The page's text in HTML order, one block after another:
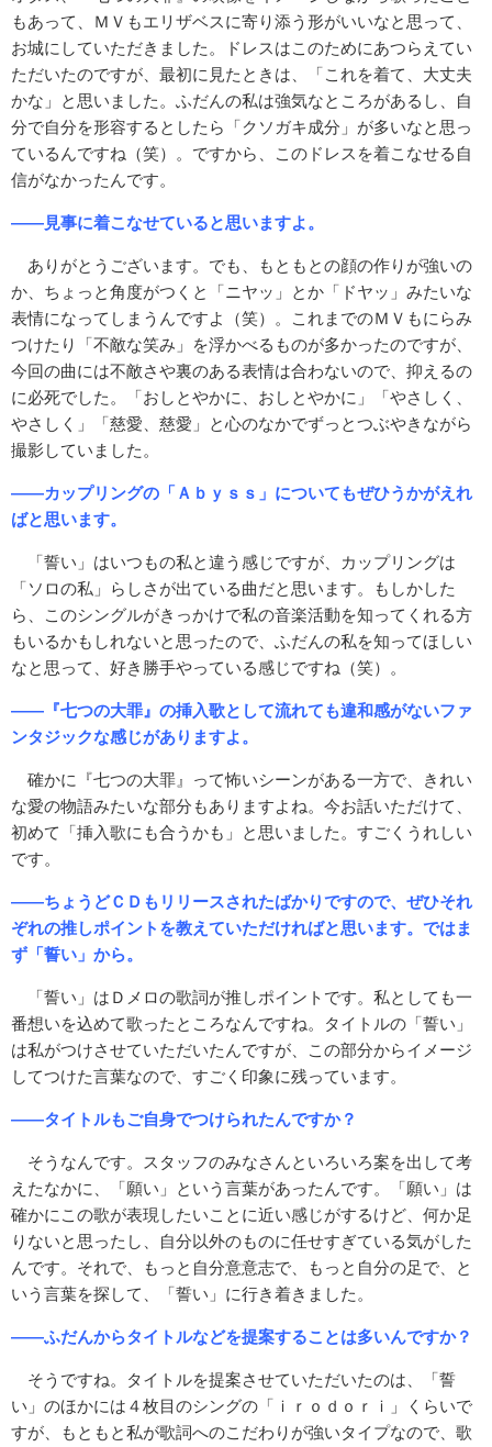
もあって、ＭＶもエリザベスに寄り添う形がいいなと思って、
お城にしていただきました。ドレスはこのためにあつらえてい
ただいたのですが、最初に見たときは、「これを着て、大丈夫
かな」と思いました。ふだんの私は強気なところがあるし、自
分で自分を形容するとしたら「クソガキ成分」が多いなと思っ
ているんですね（笑）。ですから、このドレスを着こなせる自
信がなかったんです。
――見事に着こなせていると思いますよ。
ありがとうございます。でも、もともとの顔の作りが強いの
か、ちょっと角度がつくと「ニヤッ」とか「ドヤッ」みたいな
表情になってしまうんですよ（笑）。これまでのＭＶもにらみ
つけたり「不敵な笑み」を浮かべるものが多かったのですが、
今回の曲には不敵さや裏のある表情は合わないので、抑えるの
に必死でした。「おしとやかに、おしとやかに」「やさしく、
やさしく」「慈愛、慈愛」と心のなかでずっとつぶやきながら
撮影していました。
――カップリングの「Ａｂｙｓｓ」についてもぜひうかがえれ
ばと思います。
「誓い」はいつもの私と違う感じですが、カップリングは
「ソロの私」らしさが出ている曲だと思います。もしかした
ら、このシングルがきっかけで私の音楽活動を知ってくれる方
もいるかもしれないと思ったので、ふだんの私を知ってほしい
なと思って、好き勝手やっている感じですね（笑）。
――『七つの大罪』の挿入歌として流れても違和感がないファ
ンタジックな感じがありますよ。
確かに『七つの大罪』って怖いシーンがある一方で、きれい
な愛の物語みたいな部分もありますよね。今お話いただけて、
初めて「挿入歌にも合うかも」と思いました。すごくうれしい
です。
――ちょうどＣＤもリリースされたばかりですので、ぜひそれ
ぞれの推しポイントを教えていただければと思います。ではま
ず「誓い」から。
「誓い」はＤメロの歌詞が推しポイントです。私としても一
番想いを込めて歌ったところなんですね。タイトルの「誓い」
は私がつけさせていただいたんですが、この部分からイメージ
してつけた言葉なので、すごく印象に残っています。
――タイトルもご自身でつけられたんですか？
そうなんです。スタッフのみなさんといろいろ案を出して考
えたなかに、「願い」という言葉があったんです。「願い」は
確かにこの歌が表現したいことに近い感じがするけど、何か足
りないと思ったし、自分以外のものに任せすぎている気がした
んです。それで、もっと自分意意志で、もっと自分の足で、と
いう言葉を探して、「誓い」に行き着きました。
――ふだんからタイトルなどを提案することは多いんですか？
そうですね。タイトルを提案させていただいたのは、「誓
い」のほかには４枚目のシングの「ｉｒｏｄｏｒｉ」くらいで
すが、もともと私が歌詞へのこだわりが強いタイプなので、歌